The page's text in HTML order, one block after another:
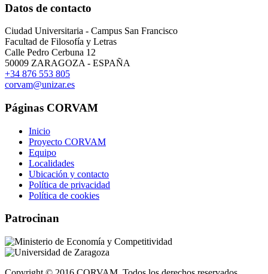
Datos de contacto
Ciudad Universitaria - Campus San Francisco
Facultad de Filosofía y Letras
Calle Pedro Cerbuna 12
50009 ZARAGOZA - ESPAÑA
+34 876 553 805
corvam@unizar.es
Páginas CORVAM
Inicio
Proyecto CORVAM
Equipo
Localidades
Ubicación y contacto
Política de privacidad
Política de cookies
Patrocinan